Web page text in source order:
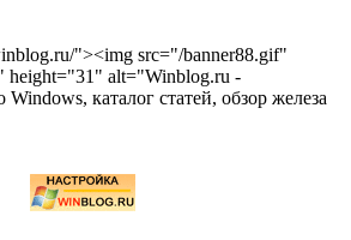
"><img src="/banner88.gif"
alt="Winblog.ru -
каталог статей, обзор железа